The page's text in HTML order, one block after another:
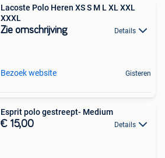
Lacoste Polo Heren XS S M L XL XXL
XXXL
Zie omschrijving Details
Bezoek website Gisteren
Esprit polo gestreept- Medium
€ 15,00 Details